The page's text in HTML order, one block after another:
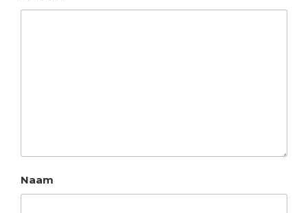
Naam